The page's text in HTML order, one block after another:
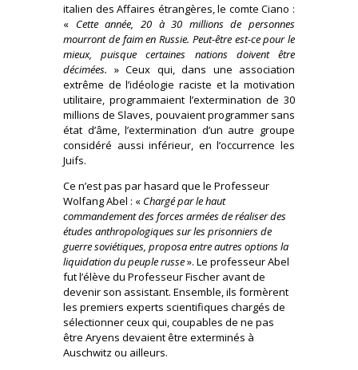
italien des Affaires étrangères, le comte Ciano :
« Cette année, 20 à 30 millions de personnes
mourront de faim en Russie. Peut-être est-ce pour le
mieux, puisque certaines nations doivent être
décimées. » Ceux qui, dans une association
extrême de l’idéologie raciste et la motivation
utilitaire, programmaient l’extermination de 30
millions de Slaves, pouvaient programmer sans
état d’âme, l’extermination d’un autre groupe
considéré aussi inférieur, en l’occurrence les
Juifs.
Ce n’est pas par hasard que le Professeur
Wolfang Abel : « Chargé par le haut
commandement des forces armées de réaliser des
études anthropologiques sur les prisonniers de
guerre soviétiques, proposa entre autres options la
liquidation du peuple russe». Le professeur Abel
fut l’élève du Professeur Fischer avant de
devenir son assistant. Ensemble, ils formèrent
les premiers experts scientifiques chargés de
sélectionner ceux qui, coupables de ne pas
être Aryens devaient être exterminés à
Auschwitz ou ailleurs.